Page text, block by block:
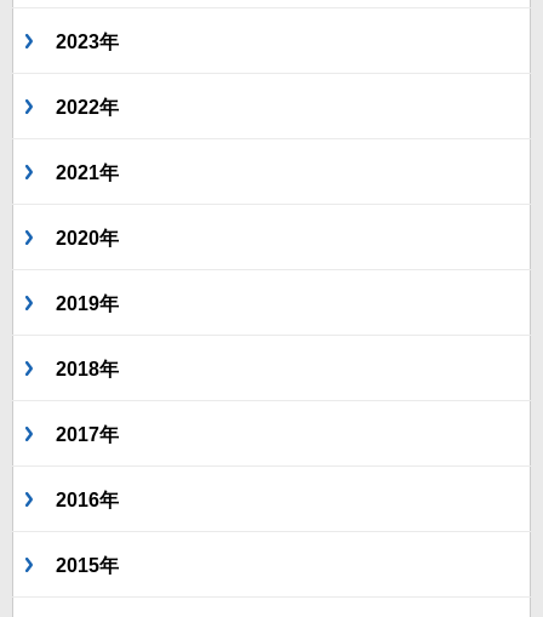
2023年
2022年
2021年
2020年
2019年
2018年
2017年
2016年
2015年